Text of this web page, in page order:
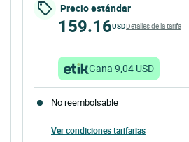
Precio estándar
159.16USDDetalles de la tarifa
Gana 9,04 USD
No reembolsable
Ver condiciones tarifarias